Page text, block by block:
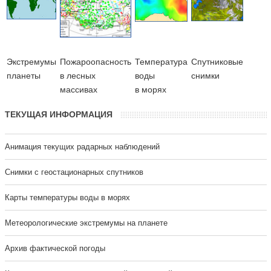
Экстремумы
планеты
Пожароопасность
в лесных
массивах
Температура
воды
в морях
Cпутниковые
снимки
ТЕКУЩАЯ ИНФОРМАЦИЯ
Анимация текущих радарных наблюдений
Cнимки с геостационарных спутников
Карты температуры воды в морях
Метеорологические экстремумы на планете
Архив фактической погоды